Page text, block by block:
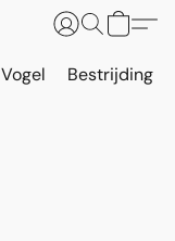
Vogel Bestrijding